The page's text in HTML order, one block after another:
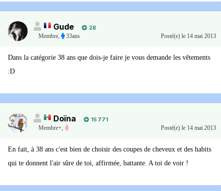
Gude
28
Membre, 33ans Posté(e) le 14 mai 2013
Dans la catégorie 38 ans que dois-je faire je vous demande les vêtements
:D
Doïna
15 771
Membre+,
Posté(e) le 14 mai 2013
En fait, à 38 ans c'est bien de choisir des coupes de cheveux et des habits
qui te donnent l'air sûre de toi, affirmée, battante. A toi de voir !